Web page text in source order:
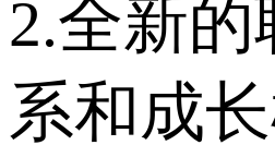
2.全新的
系和成